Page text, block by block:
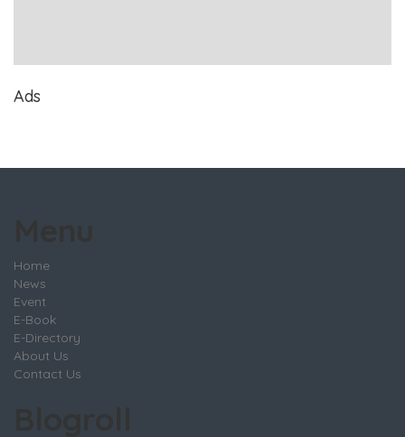
Ads
Home
News
Event
E-Book
E-Directory
About Us
Contact Us